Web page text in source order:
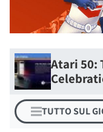
Atari 50:
TUTTO SUL